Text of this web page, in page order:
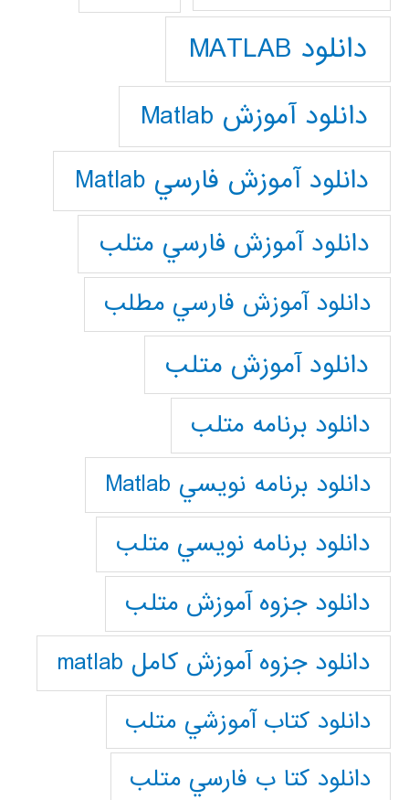
دانلود MATLAB
دانلود آموزش Matlab
دانلود آموزش فارسي Matlab
دانلود آموزش فارسي متلب
دانلود آموزش فارسي مطلب
دانلود آموزش متلب
دانلود برنامه متلب
دانلود برنامه نويسي Matlab
دانلود برنامه نويسي متلب
دانلود جزوه آموزش متلب
دانلود جزوه آموزش کامل matlab
دانلود كتاب آموزشي متلب
دانلود كتا ب فارسي متلب